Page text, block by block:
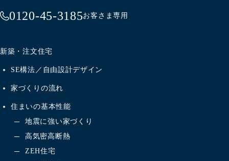
0120-45-3185お客さま専用
新築・注文住宅
SE構法／自由設計デザイン
家づくりの流れ
住まいの基本性能
地震に強い家づくり
高気密高断熱
ZEH住宅